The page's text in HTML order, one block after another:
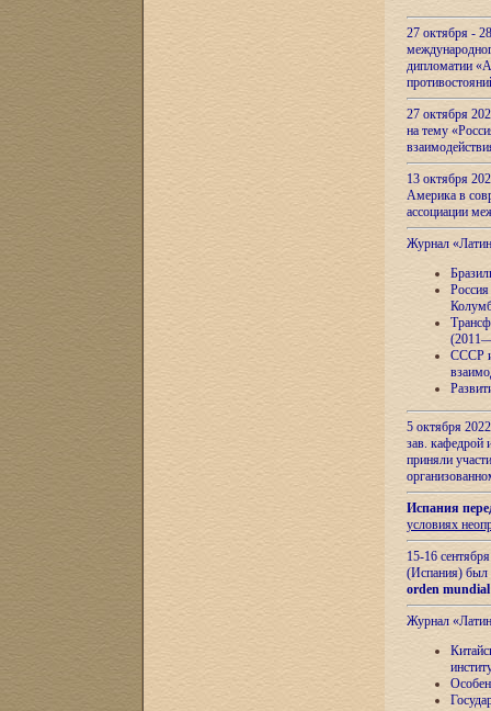
27 октября -
дипломатии
27 октября
на тему
13 октября
Америка в
ассоциации
Журнал
СССР и
5 октября
зав.
приняли
Испания
условиях
15-16
(Испания) был
orden
Журнал